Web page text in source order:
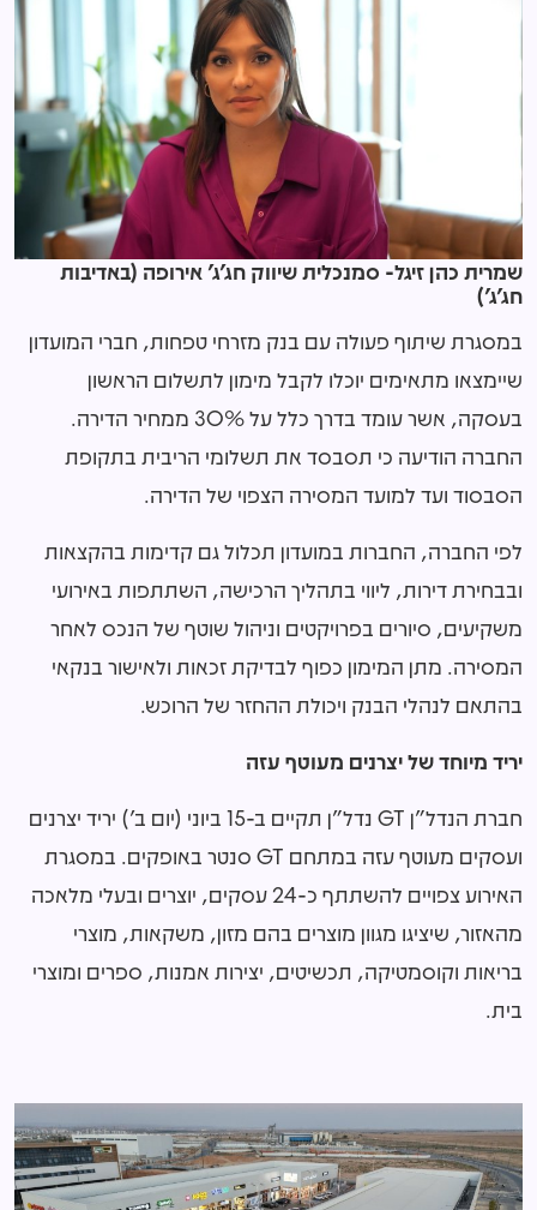
שמרית כהן זיגל- סמנכלית שיווק חג'ג' אירופה (באדיבות
חג'ג')
במסגרת שיתוף פעולה עם בנק מזרחי טפחות, חברי המועדון
שיימצאו מתאימים יוכלו לקבל מימון לתשלום הראשון
בעסקה, אשר עומד בדרך כלל על 30% ממחיר הדירה.
החברה הודיעה כי תסבסד את תשלומי הריבית בתקופת
הסבסוד ועד למועד המסירה הצפוי של הדירה.
לפי החברה, החברות במועדון תכלול גם קדימות בהקצאות
ובבחירת דירות, ליווי בתהליך הרכישה, השתתפות באירועי
משקיעים, סיורים בפרויקטים וניהול שוטף של הנכס לאחר
המסירה. מתן המימון כפוף לבדיקת זכאות ולאישור בנקאי
בהתאם לנהלי הבנק ויכולת ההחזר של הרוכש.
יריד מיוחד של יצרנים מעוטף עזה
חברת הנדל"ן GT נדל"ן תקיים ב-15 ביוני (יום ב') יריד יצרנים
ועסקים מעוטף עזה במתחם GT סנטר באופקים. במסגרת
האירוע צפויים להשתתף כ-24 עסקים, יוצרים ובעלי מלאכה
מהאזור, שיציגו מגוון מוצרים בהם מזון, משקאות, מוצרי
בריאות וקוסמטיקה, תכשיטים, יצירות אמנות, ספרים ומוצרי
בית.